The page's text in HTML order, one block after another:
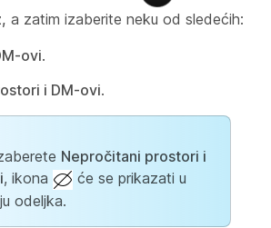
a zatim izaberite neku od sledećih:
ovi.
i DM-ovi.
Nepročitani prostori i
, ikona
će se prikazati u
odeljka.